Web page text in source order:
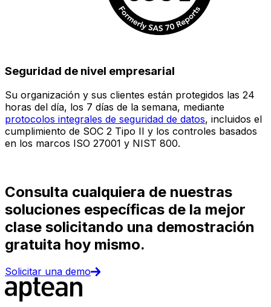
Seguridad de nivel empresarial
Su organización y sus clientes están protegidos las 24
horas del día, los 7 días de la semana, mediante
protocolos integrales de seguridad de datos, incluidos el
cumplimiento de SOC 2 Tipo II y los controles basados
en los marcos ISO 27001 y NIST 800.
Consulta cualquiera de nuestras
soluciones específicas de la mejor
clase solicitando una demostración
gratuita hoy mismo.
Solicitar una demo